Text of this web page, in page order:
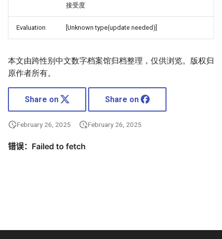
接受度
Evaluation [Unknown type(update needed)]
本文由跨性别中文数字档案馆归档整理，仅供浏览。版权归
原作者所有。
Share on Share on
February 26, 2025 February 26, 2025